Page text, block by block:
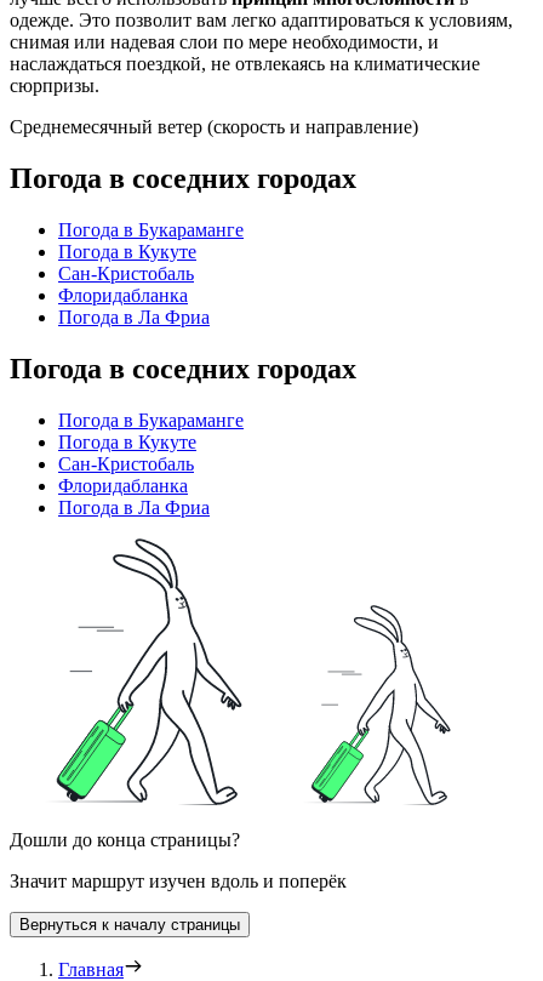
одежде. Это позволит вам легко адаптироваться к условиям,
снимая или надевая слои по мере необходимости, и
наслаждаться поездкой, не отвлекаясь на климатические
сюрпризы.
Среднемесячный ветер (скорость и направление)
Погода в соседних городах
Погода в Букараманге
Погода в Кукуте
Сан-Кристобаль
Флоридабланка
Погода в Ла Фриа
Погода в соседних городах
Погода в Букараманге
Погода в Кукуте
Сан-Кристобаль
Флоридабланка
Погода в Ла Фриа
Дошли до конца страницы?
Значит маршрут изучен вдоль и поперёк
Вернуться к началу страницы
Главная